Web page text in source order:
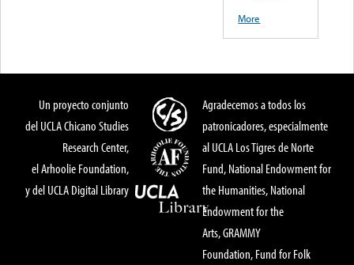
More
Un proyecto conjunto
del UCLA Chicano Studies
Research Center,
el Arhoolie Foundation,
y del UCLA Digital Library
Agradecemos a todos los
patronicadores, especialmente
al UCLA Los Tigres de Norte
Fund, National Endowment for
the Humanities, National
Endowment for the
Arts, GRAMMY
Foundation, Fund for Folk